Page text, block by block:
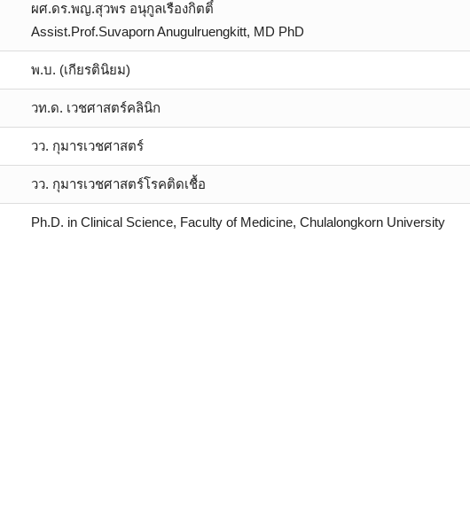
ผศ.ดร.พญ.สุวพร อนุกูลเรืองกิตติ์
Assist.Prof.Suvaporn Anugulruengkitt, MD PhD
พ.บ. (เกียรตินิยม)
วท.ด. เวชศาสตร์คลินิก
วว. กุมารเวชศาสตร์
วว. กุมารเวชศาสตร์โรคติดเชื้อ
Ph.D. in Clinical Science, Faculty of Medicine, Chulalongkorn University